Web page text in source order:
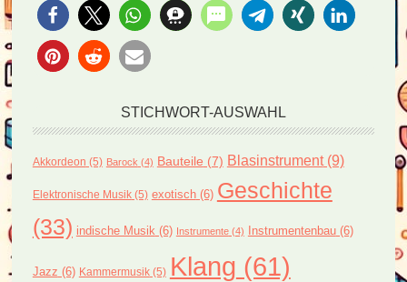
STICHWORT-AUSWAHL
Akkordeon (5) Barock (4) Bauteile (7) Blasinstrument(9)
Elektronische Musik(5) exotisch(6) Geschichte
(33) indische Musik (6) Instrumente(4) Instrumentenbau(6)
Jazz (6) Kammermusik(5) Klang (61)